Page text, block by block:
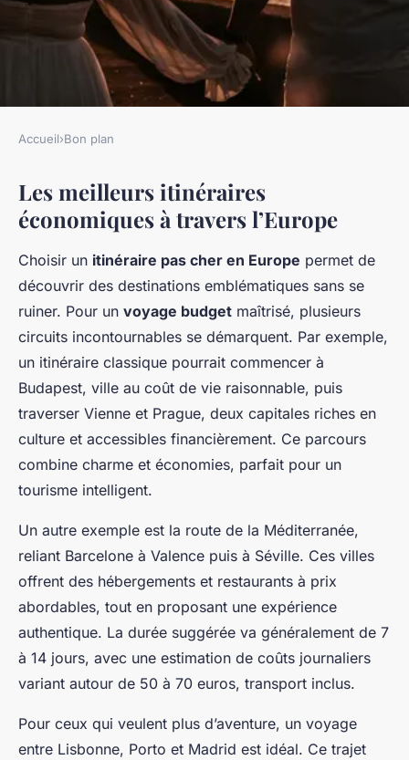
BON PLAN
Explorez l'Europe Sans Vous
Ruiner : Itinéraires
Incontournables à Petit
Budget
Lou 23 avril 2025 6 min de lecture
Accueil›Bon plan
Les meilleurs itinéraires
économiques à travers l’Europe
Choisir un itinéraire pas cher en Europe permet de
découvrir des destinations emblématiques sans se
ruiner. Pour un voyage budget maîtrisé, plusieurs
circuits incontournables se démarquent. Par exemple,
un itinéraire classique pourrait commencer à
Budapest, ville au coût de vie raisonnable, puis
traverser Vienne et Prague, deux capitales riches en
culture et accessibles financièrement. Ce parcours
combine charme et économies, parfait pour un
tourisme intelligent.
Un autre exemple est la route de la Méditerranée,
reliant Barcelone à Valence puis à Séville. Ces villes
offrent des hébergements et restaurants à prix
abordables, tout en proposant une expérience
authentique. La durée suggérée va généralement de 7
à 14 jours, avec une estimation de coûts journaliers
variant autour de 50 à 70 euros, transport inclus.
Pour ceux qui veulent plus d’aventure, un voyage
entre Lisbonne, Porto et Madrid est idéal. Ce trajet